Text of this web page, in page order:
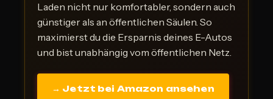
Laden nicht nur komfortabler, sondern auch
günstiger als an öffentlichen Säulen. So
maximierst du die Ersparnis deines E-Autos
und bist unabhängig vom öffentlichen Netz.
→ Jetzt bei Amazon ansehen